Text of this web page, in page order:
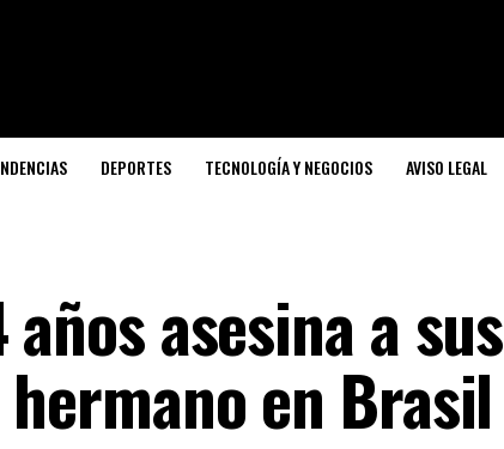
DEPORTES TECNOLOGÍA Y NEGOCIOS AVISO LEGAL
asesina a sus
en Brasil